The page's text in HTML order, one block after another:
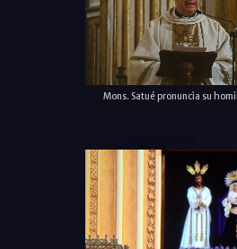
Mons. Satué pronuncia su